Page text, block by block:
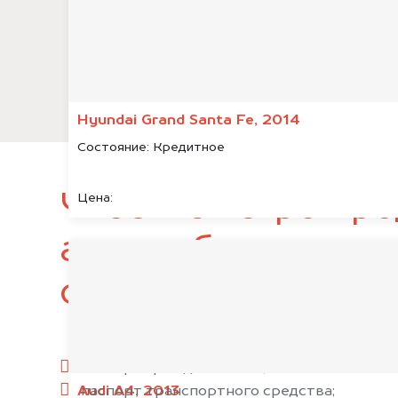
Hyundai Grand Santa Fe, 2014
Состояние: Кредитное
Цена:
Audi A4, 2013
Чтобы быстро
автомобиль,
следующие
паспорт транспортного средства;